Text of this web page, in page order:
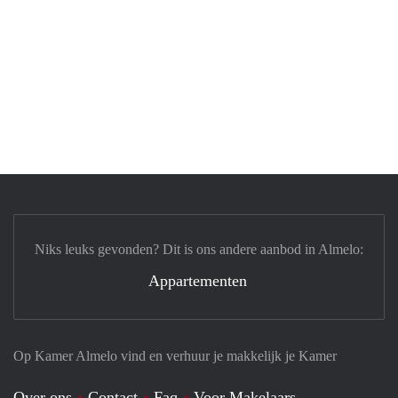
Op Kamer Almelo vind en verhuur je makkelijk je Kamer
Niks leuks gevonden? Dit is ons andere aanbod in Almelo:
Appartementen